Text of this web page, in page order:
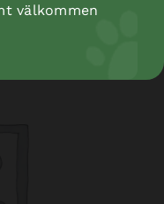
välkommen